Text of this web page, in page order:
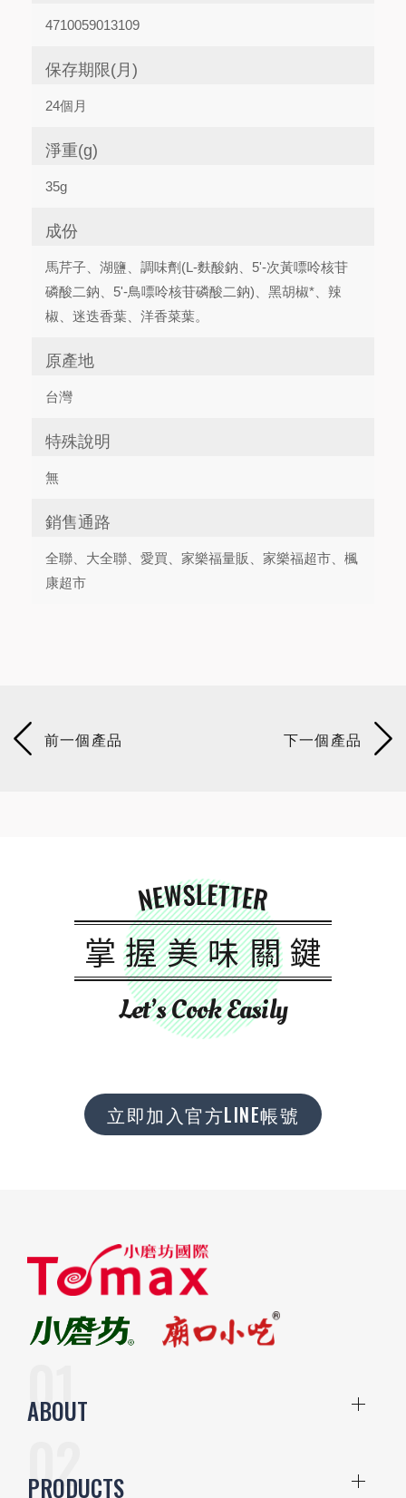
4710059013109
保存期限(月)
24個月
淨重(g)
35g
成份
馬芹子、湖鹽、調味劑(L-麩酸鈉、5'-次黃嘌呤核苷
磷酸二鈉、5'-鳥嘌呤核苷磷酸二鈉)、黑胡椒*、辣
椒、迷迭香葉、洋香菜葉。
原產地
台灣
特殊說明
無
銷售通路
全聯、大全聯、愛買、家樂福量販、家樂福超市、楓
康超市
NEWSLETTER
掌握美味關鍵
Let’s Cook Easily
立即加入官方LINE帳號
ABOUT
PRODUCTS